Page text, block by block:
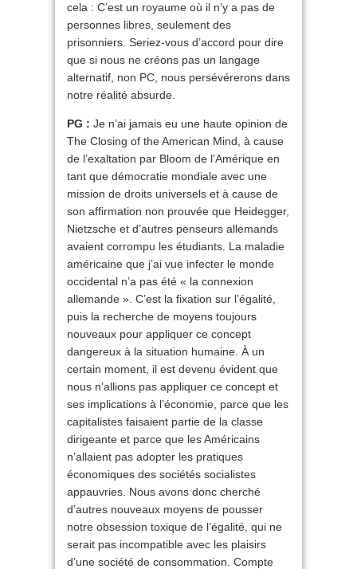
cela : C’est un royaume où il n’y a pas de
personnes libres, seulement des
prisonniers. Seriez-vous d’accord pour dire
que si nous ne créons pas un langage
alternatif, non PC, nous persévérerons dans
notre réalité absurde.
PG : Je n’ai jamais eu une haute opinion de
The Closing of the American Mind, à cause
de l’exaltation par Bloom de l’Amérique en
tant que démocratie mondiale avec une
mission de droits universels et à cause de
son affirmation non prouvée que Heidegger,
Nietzsche et d’autres penseurs allemands
avaient corrompu les étudiants. La maladie
américaine que j’ai vue infecter le monde
occidental n’a pas été « la connexion
allemande ». C’est la fixation sur l’égalité,
puis la recherche de moyens toujours
nouveaux pour appliquer ce concept
dangereux à la situation humaine. À un
certain moment, il est devenu évident que
nous n’allions pas appliquer ce concept et
ses implications à l’économie, parce que les
capitalistes faisaient partie de la classe
dirigeante et parce que les Américains
n’allaient pas adopter les pratiques
économiques des sociétés socialistes
appauvries. Nous avons donc cherché
d’autres nouveaux moyens de pousser
notre obsession toxique de l’égalité, qui ne
serait pas incompatible avec les plaisirs
d’une société de consommation. Compte